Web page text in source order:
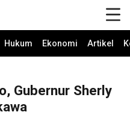
Hukum Ekonomi Artikel
Gubernur Sherly